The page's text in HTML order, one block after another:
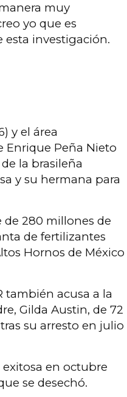
muy
yo que es
esta investigación.
y el área
Enrique Peña Nieto
la brasileña
y su hermana para
280 millones de
de fertilizantes
Hornos de México
también acusa a la
Gilda Austin, de 72
su arresto en julio
exitosa en octubre
se desechó.